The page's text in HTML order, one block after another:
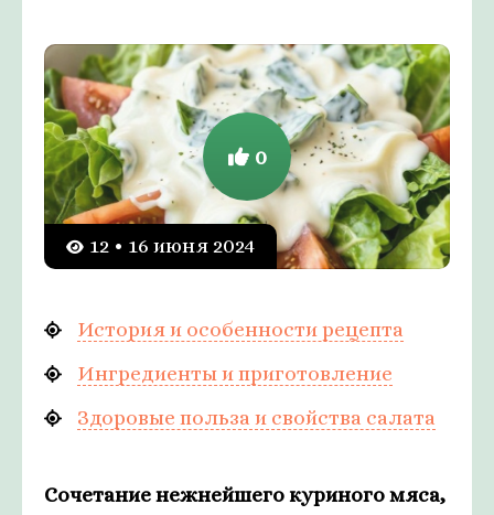
12 • 16 июня 2024
0
История и особенности рецепта
Ингредиенты и приготовление
Здоровые польза и свойства салата
Сочетание нежнейшего куриного мяса,